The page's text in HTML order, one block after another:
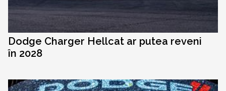
Dodge Charger Hellcat ar putea reveni
în 2028